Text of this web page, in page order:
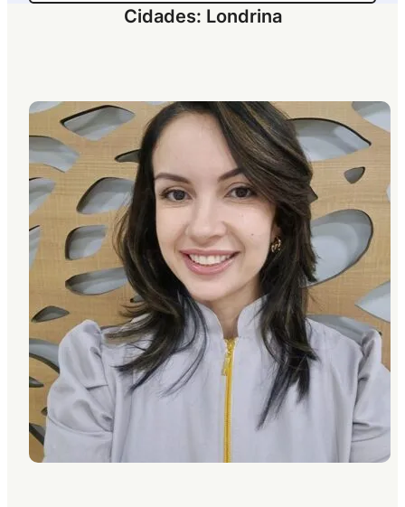
Cidades: Londrina